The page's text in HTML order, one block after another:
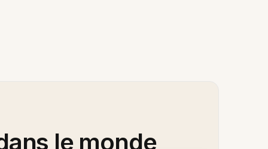
le monde